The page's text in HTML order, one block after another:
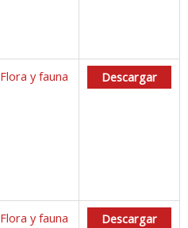
Flora y fauna Descargar
Flora y fauna Descargar